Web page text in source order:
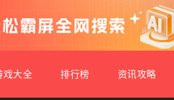
戏大全 排行榜 资讯攻略